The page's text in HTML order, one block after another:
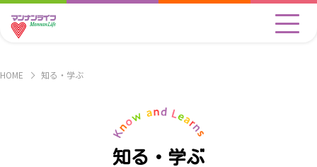
HOME 知る・学ぶ
知る・学ぶ